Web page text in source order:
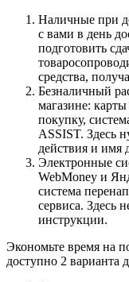
Наличные при
с вами в день
подготовить
средства,
Безналичный
магазине:
покупку,
ASSIST. Здесь
действия и имя
Электронные
WebMoney и
система
сервиса. Здесь
инструкции.
Экономьте время на
доступно 2 варианта